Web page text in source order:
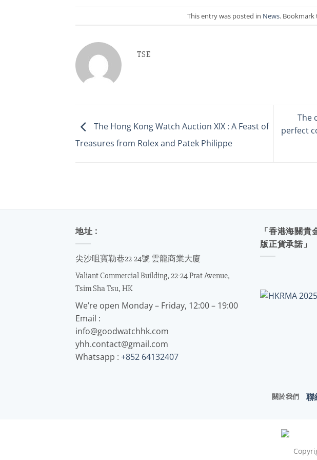
This entry was posted in News. Bookmark
TSE
The Hong Kong Watch Auction XIX : A Feast of
Treasures from Rolex and Patek Philippe
The
perfect
地址 :
尖沙咀寶勒巷22-24號 雲龍商業大廈
Valiant Commercial Building, 22-24 Prat Avenue,
Tsim Sha Tsu, HK
We’re open Monday – Friday, 12:00 – 19:00
Email :
info@goodwatchhk.com
yhh.contact@gmail.com
Whatsapp : +852 64132407
「香港海關
版正貨承諾」
關於我們 聯